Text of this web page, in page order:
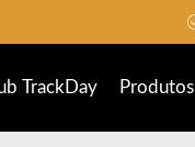
TrackDay Produtos